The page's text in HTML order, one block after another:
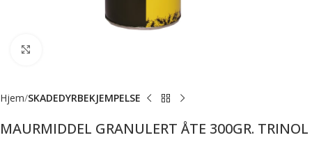
Hjem SKADEDYRBEKJEMPELSE
MAURMIDDEL GRANULERT ÅTE 300GR. TRINOL